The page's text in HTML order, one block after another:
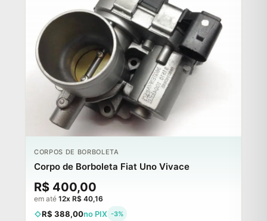
CORPOS DE BORBOLETA
Corpo de Borboleta Fiat Uno Vivace
R$ 400,00
em até 12x R$ 40,16
R$ 388,00no PIX -3%